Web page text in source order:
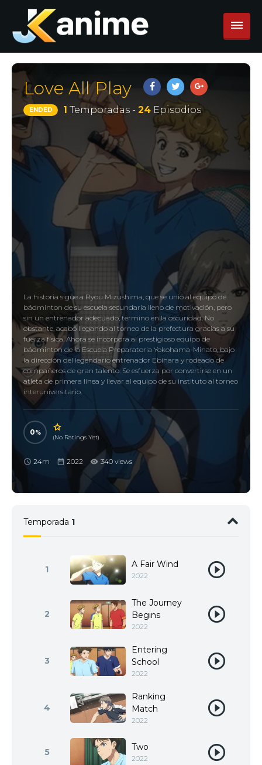
Love All Play
ENDED 1 Temporadas - 24Episodios
La historia sigue a Ryou Mizushima, que se unió al equipo de
bádminton de su escuela secundaria lleno de motivación, pero
sin un entrenador adecuado, terminó en la oscuridad. No
obstante, acabó llegando al torneo de la prefectura gracias a su
fuerza física. Ahora se incorpora al prestigioso equipo de
bádminton de la Escuela Preparatoria Yokohama-Minato, bajo
la dirección del legendario entrenador Ebihara y rodeado de
compañeros de gran talento. Se esfuerza por convertirse en un
atleta de primera línea y llevar al equipo de su instituto al torneo
interuniversitario.
0
(No Ratings Yet)
24m 2022 340 views
Temporada 1
1 A Fair Wind
2022
2
The Journey
Begins
2022
3
Entering
School
2022
4
Ranking
Match
2022
5 Two
2022